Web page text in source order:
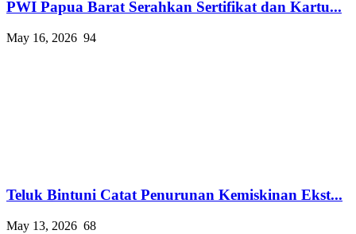
PWI Papua Barat Serahkan Sertifikat dan Kartu...
May 16, 2026 94
Teluk Bintuni Catat Penurunan Kemiskinan Ekst...
May 13, 2026 68